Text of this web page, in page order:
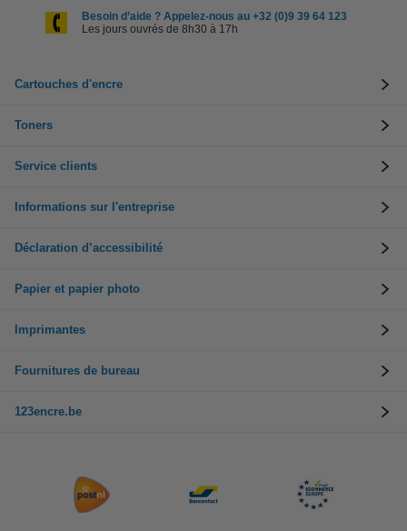
Besoin d’aide ? Appelez-nous au +32 (0)9 39 64 123
Les jours ouvrés de 8h30 à 17h
Cartouches d'encre
Toners
Service clients
Informations sur l'entreprise
Déclaration d’accessibilité
Papier et papier photo
Imprimantes
Fournitures de bureau
123encre.be